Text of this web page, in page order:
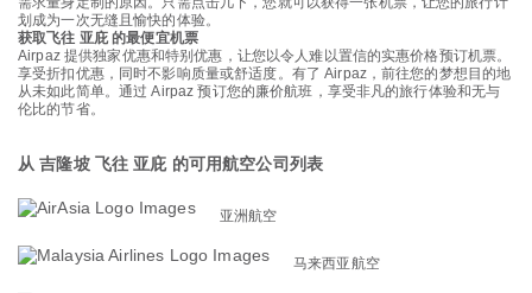
划成为一次无缝且愉快的体验。
获取飞往 亚庇 的最便宜机票
Airpaz 提供独家优惠和特别优惠，让您以令人难以置信的实惠价格预订机票。
享受折扣优惠，同时不影响质量或舒适度。有了 Airpaz，前往您的梦想目的地
从未如此简单。通过 Airpaz 预订您的廉价航班，享受非凡的旅行体验和无与
伦比的节省。
从 吉隆坡 飞往 亚庇 的可用航空公司列表
亚洲航空
马来西亚航空